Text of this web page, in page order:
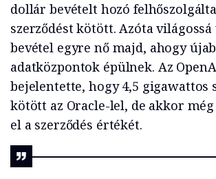
dollár bevételt hozó
szerződést kötött. Azóta
bevétel egyre nő majd, ahogy
adatközpontok épülnek. Az
bejelentette, hogy 4,5 gigawattos
kötött az Oracle-lel, de akkor
el a szerződés értékét.